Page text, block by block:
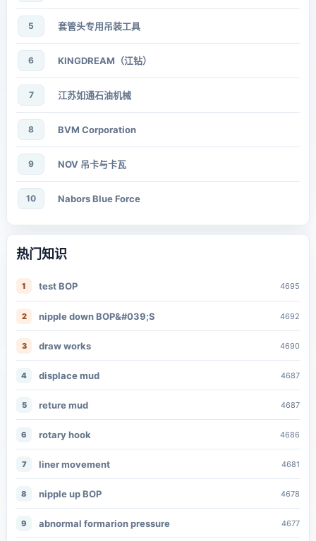
5 套管头专用吊装工具
6 KINGDREAM（江钻）
7 江苏如通石油机械
8 BVM Corporation
9 NOV 吊卡与卡瓦
10 Nabors Blue Force
热门知识
1 test BOP 4695
2 nipple down BOP&#039;S 4692
3 draw works 4690
4 displace mud 4687
5 reture mud 4687
6 rotary hook 4686
7 liner movement 4681
8 nipple up BOP 4678
9 abnormal formarion pressure 4677